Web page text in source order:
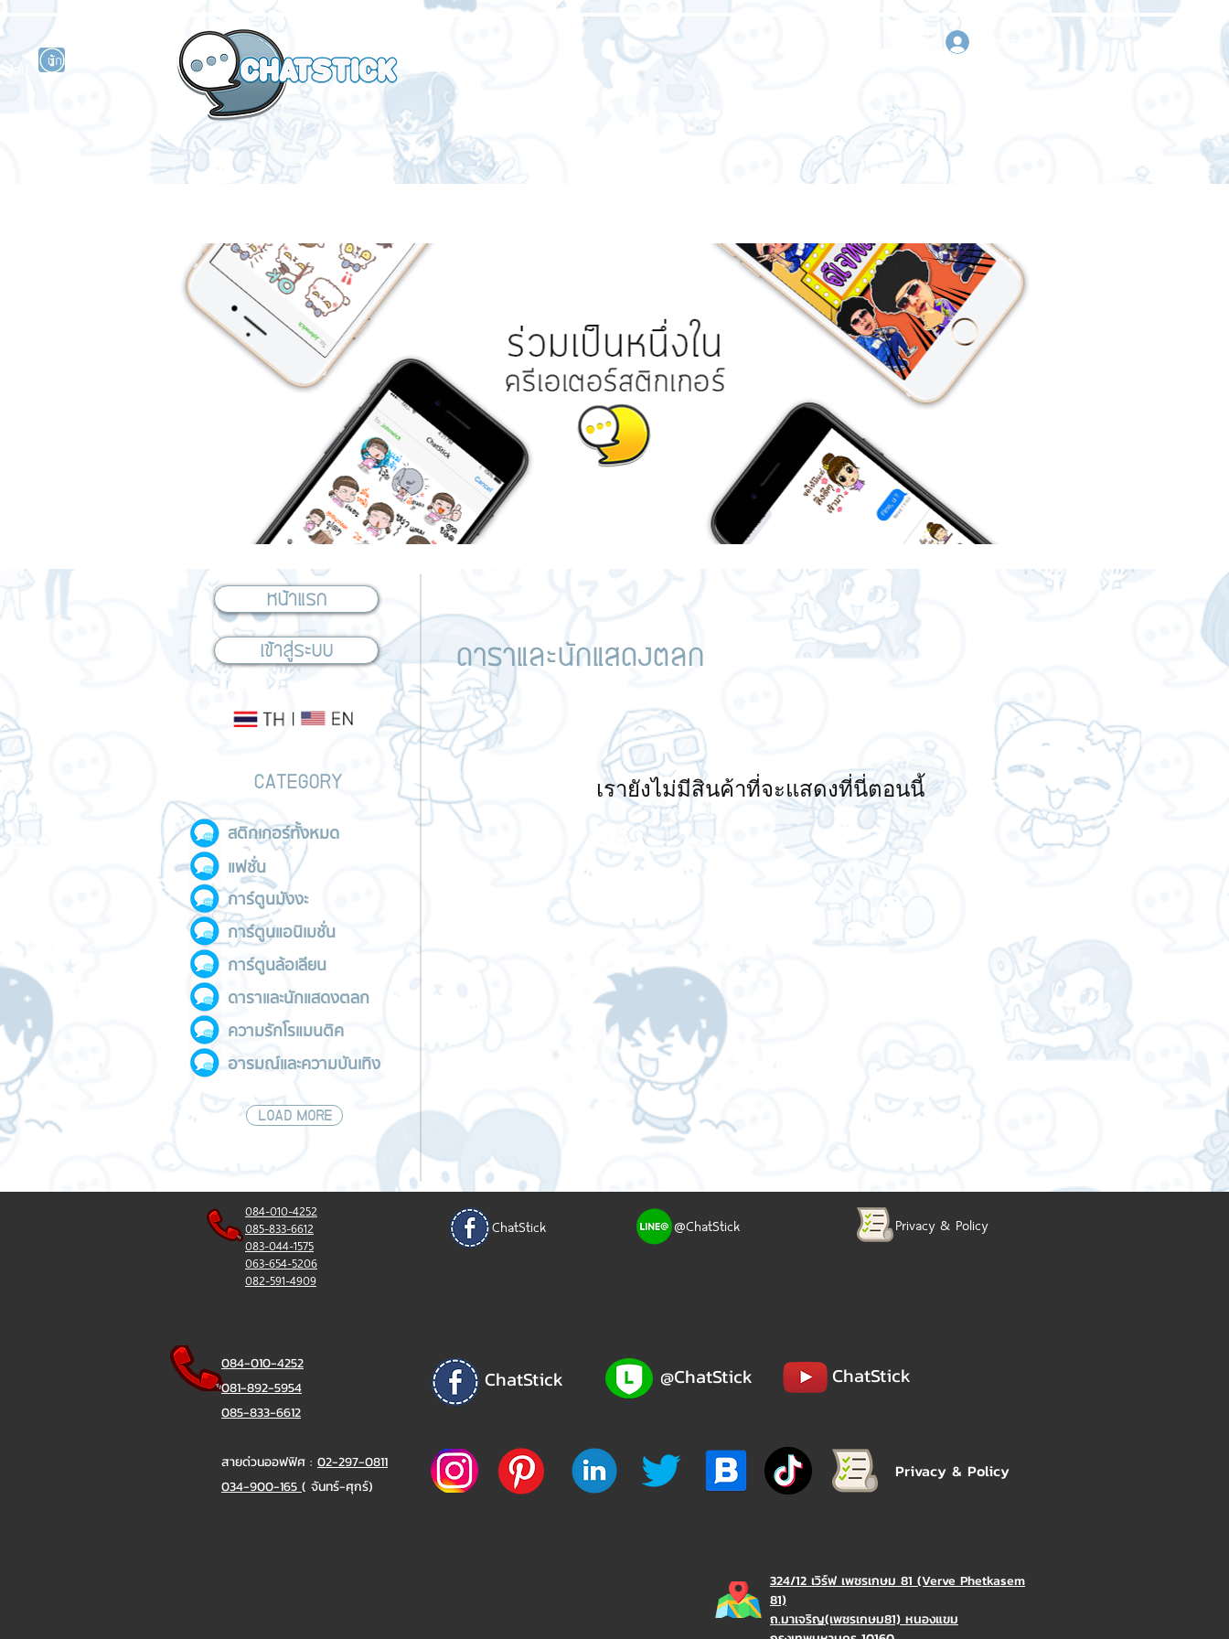
ลน์
นด์ นักแสดงศิลปิน
หน้าแรก
ดาราและนักแสดงตลก
LOAD MORE
CATEGORY
เข้าสู่ระบบ
สติกเกอร์ทั้งหมด
แฟชั่น
การ์ตูนมังงะ
การ์ตูนแอนิเมชั่น
การ์ตูนล้อเลียน
ดาราและนักแสดงตลก
ความรักโรแมนติค
อารมณ์และความบันเทิง
เรายังไม่มีสินค้าที่จะแสดงที่นี่ตอนนี้
084-010-4252
085-833-6612
083-044-1575
063-654-5206
082-591-4909
ChatStick @ChatStick Privacy & Policy
084-010-4252
081-892-5954
085-833-6612
สายด่วนออฟฟิศ : 02-297-0811
034-900-165 ( จันทร์-ศุกร์)
ChatStick @ChatStick ChatStick
Privacy & Policy
324/12 เวิร์ฟ เพชรเกษม 81 (Verve Phetkasem
81)
ถ.มาเจริญ(เพชรเกษม81) หนองแขม